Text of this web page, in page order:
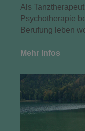
Als
Psychotherapie
Berufung leben
Mehr Infos